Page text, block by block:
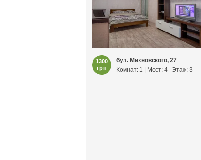
1300
грн
бул. Михновского, 27
Комнат: 1 | Мест: 4 | Этаж: 3